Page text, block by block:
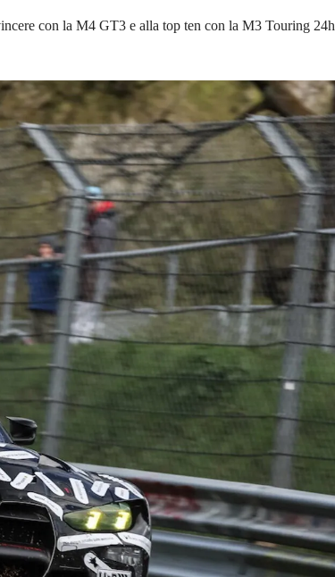
con la M4 GT3 e alla top ten con la M3 Touring 24h